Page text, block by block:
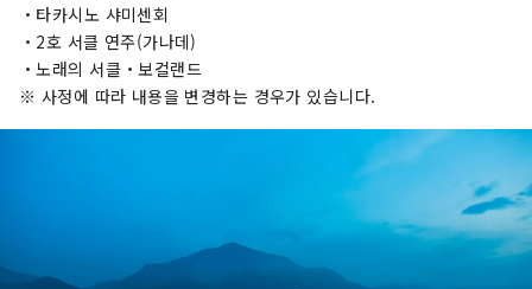
・타카시노 샤미센회
・2호 서클 연주(가나데)
・노래의 서클・보컬랜드
※ 사정에 따라 내용을 변경하는 경우가 있습니다.